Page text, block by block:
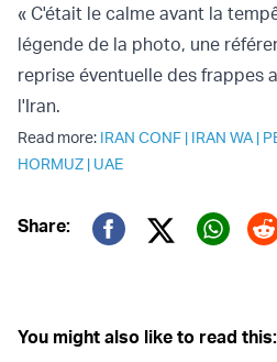
« C'était le calme avant la
légende de la photo, une
reprise éventuelle des frappes
l'Iran.
Read more: IRAN CONF | IRAN WA |
HORMUZ | UAE
Share:
Twitter (X)
You might also like to read this: